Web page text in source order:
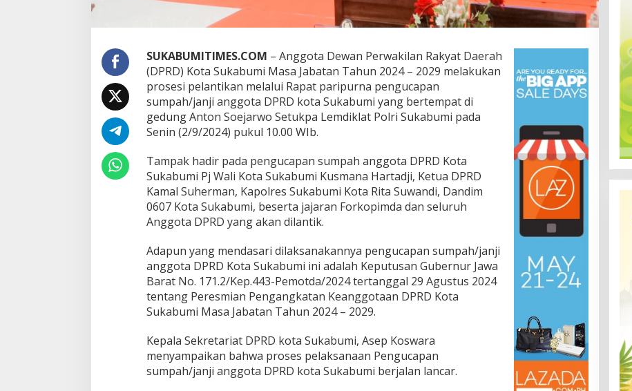
a
a
n
J
u
a
n
d
a
a
n
R
o
a
A
s
y
a
P
i
m
p
SUKABUMITIMES.COM – Anggota Dewan Perwakilan Rakyat Daerah
(DPRD) Kota Sukabumi Masa Jabatan Tahun 2024 – 2029 melakukan
prosesi pelantikan melalui Rapat paripurna pengucapan
sumpah/janji anggota DPRD kota Sukabumi yang bertempat di
gedung Anton Soejarwo Setukpa Lemdiklat Polri Sukabumi pada
Senin (2/9/2024) pukul 10.00 WIb.
Tampak hadir pada pengucapan sumpah anggota DPRD Kota
Sukabumi Pj Wali Kota Sukabumi Kusmana Hartadji, Ketua DPRD
Kamal Suherman, Kapolres Sukabumi Kota Rita Suwandi, Dandim
0607 Kota Sukabumi, beserta jajaran Forkopimda dan seluruh
Anggota DPRD yang akan dilantik.
Adapun yang mendasari dilaksanakannya pengucapan sumpah/janji
anggota DPRD Kota Sukabumi ini adalah Keputusan Gubernur Jawa
Barat No. 171.2/Kep.443-Pemotda/2024 tertanggal 29 Agustus 2024
tentang Peresmian Pengangkatan Keanggotaan DPRD Kota
Sukabumi Masa Jabatan Tahun 2024 – 2029.
Kepala Sekretariat DPRD kota Sukabumi, Asep Koswara
menyampaikan bahwa proses pelaksanaan Pengucapan
sumpah/janji anggota DPRD kota Sukabumi berjalan lancar.